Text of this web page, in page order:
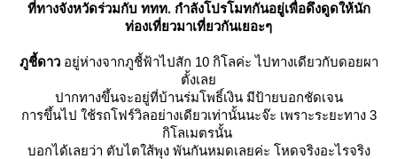
ที่ทางจังหวัดร่วมกับ ททท. กำลังโปรโมทกันอยู่เพื่อดึงดูดให้นัก
ท่องเที่ยวมาเที่ยวกันเยอะๆ
ภูชี้ดาว อยู่ห่างจากภูชี้ฟ้าไปสัก 10 กิโลค่ะ ไปทางเดียวกับดอยผา
ตั้งเล
ปากทางขึ้นจะอยู่ที่บ้านร่มโพธิ์เงิน มีป้ายบอกชัดเจน
การขึ้นไป ใช้รถโฟร์วิลอย่างเดียวเท่านั้นนะจ๊ะ เพราะระยะทาง 3
กิโลเมตรนั้น
บอกได้เลยว่า ตับไตใส้พุง พันกันหมดเลยค่ะ โหดจริงอะไรจริง